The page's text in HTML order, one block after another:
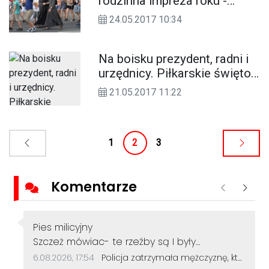
Festyn Charytatywny
24.05.2017 10:34
Na boisku prezydent, radni i
urzędnicy. Piłkarskie święto
na stadionie "Kuźniczka".
21.05.2017 11:22
1 2 3
Komentarze Poprzednie
Autor komentarza:
Pies milicyjny
Treść komentarza:
Szczeż mówiac- te rzeźby są I były
szkaradne. Chociaż teraz mają ciekawą
Data dodania komentarza:
6.08.2026, 17:54 Źródło komentarza:
Policja zatrzymała mężczyznę, który dewastował koziołki siekierą! Odcięte elementy zakopał w ogródku